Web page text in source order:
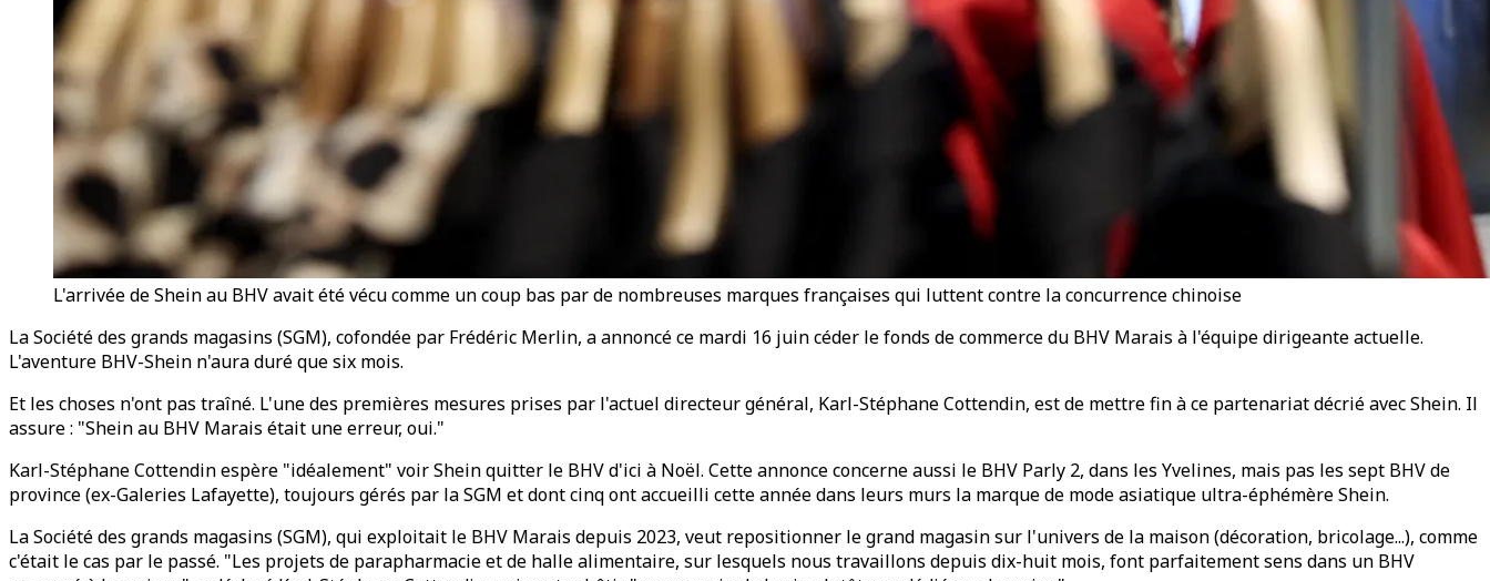
L'arrivée de Shein au BHV avait été vécu comme un coup bas par de nombreuses marques françaises qui luttent contre la concurrence chinoise
La Société des grands magasins (SGM), cofondée par Frédéric Merlin, a annoncé ce mardi 16 juin céder le fonds de commerce du BHV Marais à l'équipe dirigeante actuelle.
L'aventure BHV-Shein n'aura duré que six mois.
Et les choses n'ont pas traîné. L'une des premières mesures prises par l'actuel directeur général, Karl-Stéphane Cottendin, est de mettre fin à ce partenariat décrié avec Shein. Il
assure : "Shein au BHV Marais était une erreur, oui."
Karl-Stéphane Cottendin espère "idéalement" voir Shein quitter le BHV d'ici à Noël. Cette annonce concerne aussi le BHV Parly 2, dans les Yvelines, mais pas les sept BHV de
province (ex-Galeries Lafayette), toujours gérés par la SGM et dont cinq ont accueilli cette année dans leurs murs la marque de mode asiatique ultra-éphémère Shein.
La Société des grands magasins (SGM), qui exploitait le BHV Marais depuis 2023, veut repositionner le grand magasin sur l'univers de la maison (décoration, bricolage...), comme
c'était le cas par le passé. "Les projets de parapharmacie et de halle alimentaire, sur lesquels nous travaillons depuis dix-huit mois, font parfaitement sens dans un BHV